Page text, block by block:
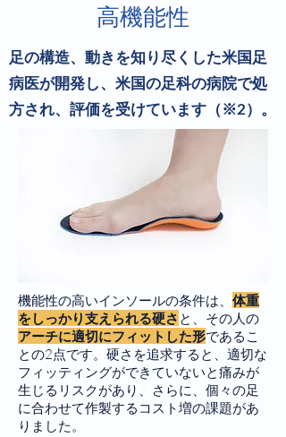
高機能性
足の構造、動きを知り尽くした米国足
病医が開発し、米国の足科の病院で処
方され、評価を受けています（※2）。
機能性の高いインソールの条件は、 体重
をしっかり支えられる硬さ と、その人の
アーチに適切にフィットした形であるこ
との2点です。硬さを追求すると、適切な
フィッティングができていないと痛みが
生じるリスクがあり、さらに、個々の足
に合わせて作製するコスト増の課題があ
りました。